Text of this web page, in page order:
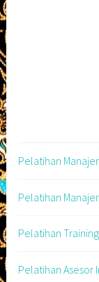
Pelatihan
Pelatihan
Pelatihan
Pelatihan Asesor